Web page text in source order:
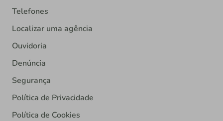
Telefones
Localizar uma agência
Ouvidoria
Denúncia
Segurança
Política de Privacidade
Política de Cookies